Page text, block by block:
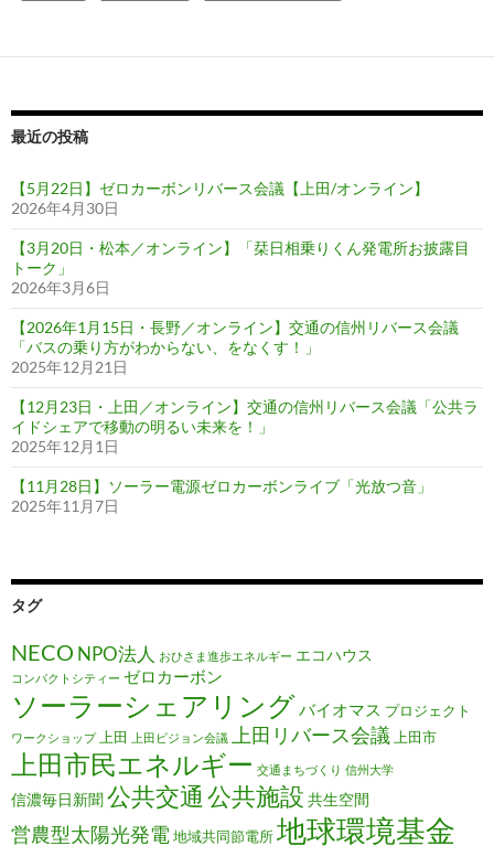
最近の投稿
【5月22日】ゼロカーボンリバース会議【上田/オンライン】
2026年4月30日
【3月20日・松本／オンライン】「栞日相乗りくん発電所お披露目
トーク」
2026年3月6日
【2026年1月15日・長野／オンライン】交通の信州リバース会議
「バスの乗り方がわからない、をなくす！」
2025年12月21日
【12月23日・上田／オンライン】交通の信州リバース会議「公共ラ
イドシェアで移動の明るい未来を！」
2025年12月1日
【11月28日】ソーラー電源ゼロカーボンライブ「光放つ音」
2025年11月7日
タグ
NECO NPO法人 おひさま進歩エネルギー エコハウス
コンパクトシティー ゼロカーボン
ソーラーシェアリングバイオマス プロジェクト
ワークショップ 上田 上田ビジョン会議 上田リバース会議 上田市
上田市民エネルギー 交通まちづくり 信州大学
信濃毎日新聞公共交通 公共施設 共生空間
営農型太陽光発電 地域共同節電所 地球環境基金